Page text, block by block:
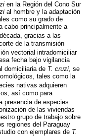
en la Región del Cono Sur
al hombre y la adaptación
como su grado de
cabo principalmente a
gracias a las
de la transmisión
vectorial intradomiciliar
fecha bajo vigilancia
domiciliaria de T. cruzi, se
tales como la
nativas adquieren
así como para
presencia de especies
de las viviendas
grupo de trabajo sobre
regiones del Paraguay
con ejemplares de T.